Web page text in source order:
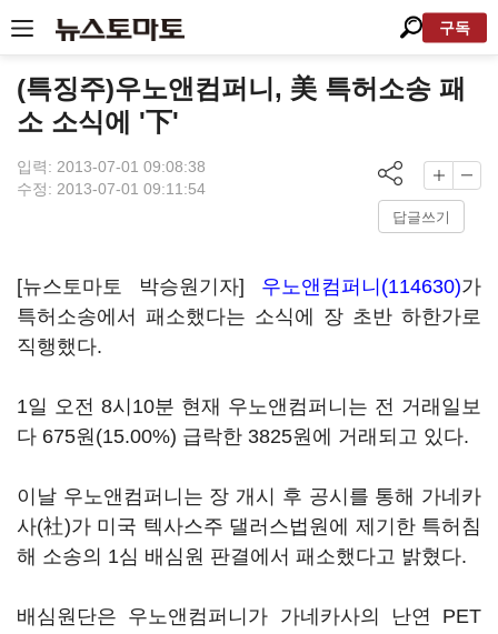
구독
(특징주)우노앤컴퍼니, 美 특허소송 패
소 소식에 '下'
입력: 2013-07-01 09:08:38
수정: 2013-07-01 09:11:54
답글쓰기
[뉴스토마토 박승원기자] 우노앤컴퍼니(114630)가
특허소송에서 패소했다는 소식에 장 초반 하한가로
직행했다.
1일 오전 8시10분 현재 우노앤컴퍼니는 전 거래일보
다 675원(15.00%) 급락한 3825원에 거래되고 있다.
이날 우노앤컴퍼니는 장 개시 후 공시를 통해 가네카
사(社)가 미국 텍사스주 댈러스법원에 제기한 특허침
해 소송의 1심 배심원 판결에서 패소했다고 밝혔다.
배심원단은 우노앤컴퍼니가 가네카사의 난연 PET